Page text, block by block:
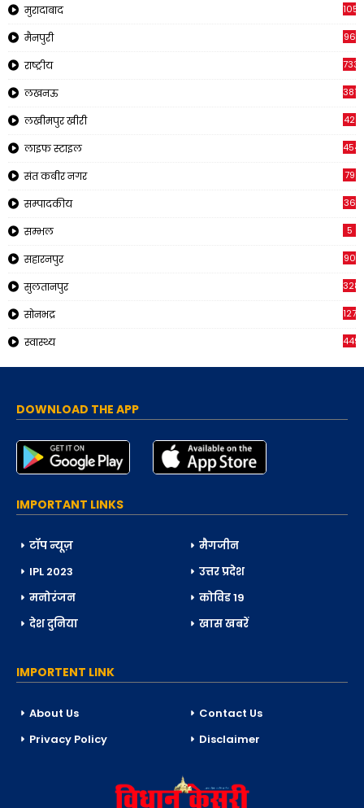
मुरादाबाद 1057
मैनपुरी 96
राष्ट्रीय 7332
लखनऊ 3816
लखीमपुर खीरी 42
लाइफ स्टाइल 454
संत कबीर नगर 79
सम्पादकीय 36
सम्भल 5
सहारनपुर 90
सुलतानपुर 328
सोनभद्र 1270
स्वास्थ्य 449
DOWNLOAD THE APP
IMPORTANT LINKS
टॉप न्यूज़
मैगजीन
IPL 2023
उत्तर प्रदेश
मनोरंजन
कोविड 19
देश दुनिया
खास खबरें
IMPORTENT LINK
About Us
Contact Us
Privacy Policy
Disclaimer